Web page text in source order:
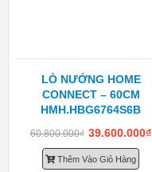
LÒ NƯỚNG HOME
CONNECT – 60CM
HMH.HBG6764S6B
60.800.000₫ 39.600.000₫
Thêm Vào Giỏ Hàng